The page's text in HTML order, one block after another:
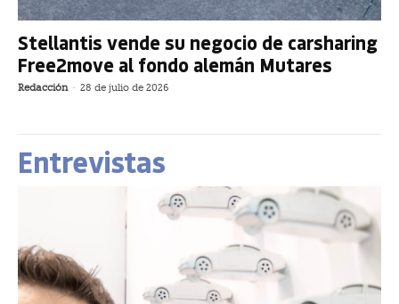
Stellantis vende su negocio de carsharing
Free2move al fondo alemán Mutares
Redacción - 28 de julio de 2026
Entrevistas